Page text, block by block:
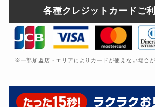
各種クレジットカードご
※一部加盟店・エリアによりカードが使えない場合が